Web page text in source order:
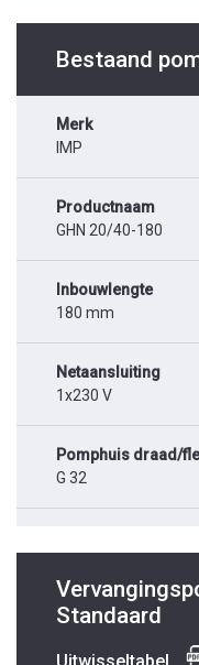
Bestaand
Merk
IMP
Productnaam
GHN 20/40-180
Inbouwlengte
180 mm
Netaansluiting
1x230 V
Pomphuis draad/
G 32
Standaard